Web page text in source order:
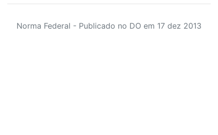
Norma Federal - Publicado no DO em 17 dez 2013